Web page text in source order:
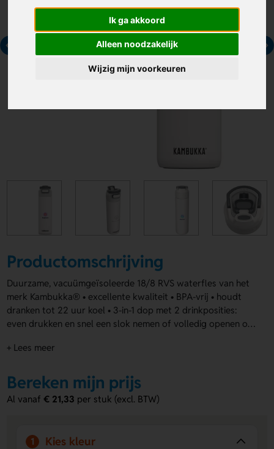
Ik ga akkoord
Alleen noodzakelijk
Wijzig mijn voorkeuren
Productomschrijving
Duurzame, vacuümgeïsoleerde 18/8 RVS waterfles van het
merk Kambukka® • excellente kwaliteit • BPA-vrij • houdt
dranken tot 22 uur koel • 3-in-1 dop met 2 drinkposities:
even drukken en snel een slok nemen of volledig openen om,
mok • gemakkelijk te reinigen dankzij Snapclean®: met één
mechanisme • universele dop: past ook op andere
Kambukka® drinkflessen • de dop is hitte- en
vaatwasserbestendig • handige rubberen grip •
+ Lees meer
Bereken mijn prijs
Al vanaf€ 21,33 per stuk (excl. BTW)
1 Kies kleur